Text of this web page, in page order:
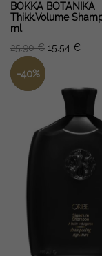
BOKKA BOTANIKA
Thikk.Volume
ml
25.90€ 15.54 €
-40%